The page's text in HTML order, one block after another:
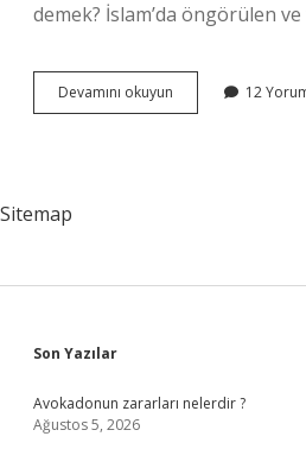
demek? İslam’da öngörülen
Devamını okuyun İSlamda
Şek
12
Sitemap
Sidebar
Son Yazılar
Avokadonun zararları nelerdir ?
Ağustos 5, 2026